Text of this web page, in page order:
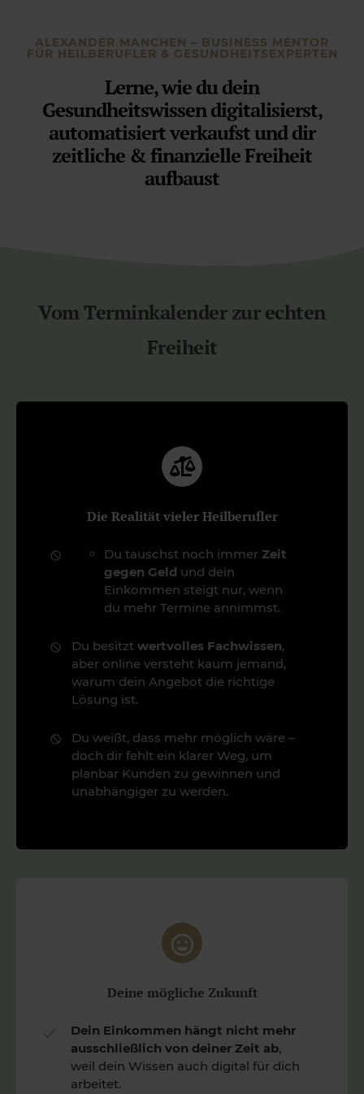
ALEXANDER MANCHEN – BUSINESS MENTOR
FÜR HEILBERUFLER & GESUNDHEITSEXPERTEN
Lerne, wie du dein
Gesundheitswissen digitalisierst,
automatisiert verkaufst und dir
zeitliche & finanzielle Freiheit
aufbaust
Vom Terminkalender zur echten
Freiheit
Die Realität vieler Heilberufler
Du tauschst noch immer Zeit
gegen Geld und dein
Einkommen steigt nur, wenn
du mehr Termine annimmst.
Du besitzt wertvolles Fachwissen,
aber online versteht kaum jemand,
warum dein Angebot die richtige
Lösung ist.
Du weißt, dass mehr möglich wäre –
doch dir fehlt ein klarer Weg, um
planbar Kunden zu gewinnen und
unabhängiger zu werden.
Deine mögliche Zukunft
Dein Einkommen hängt nicht mehr
ausschließlich von deiner Zeit ab,
weil dein Wissen auch digital für dich
arbeitet.